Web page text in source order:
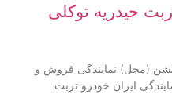
حیدریه توکلی
(محل) نمایندگی فروش و
ایران خودرو تربت